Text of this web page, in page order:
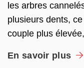
les arbres
plusieurs dents,
couple plus
En savoir plus